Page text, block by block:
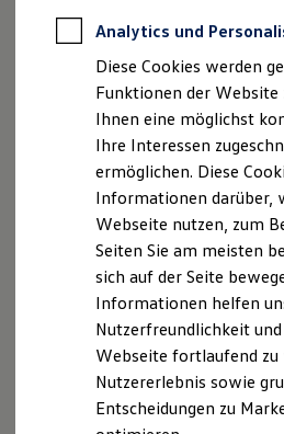
Zertifizierte
Für Privatkunden
Für Gewerbekunden
Leasing
Für Privatkunden
Für Gewerbekunden
Versicherungen &
Garantien
Kfz-Versicherung
Wartungsverträge
Besitzer & Service
Reparatur & Service
Sommer-Special
Reparatur, Pflege
Servicetermin
Service-Vorteile bei
ServicePlus
Economy Service
Räder & Reifen
Smartphone, Tablet, Computer,
Smartwatch oder Lautsprecher
Mit einem Spotify Premium
ohne Werbeunterbrechung.
Nutzungsbedingungen
Datenschutzerklärungen
Cookie-
Lizenzhinweise Dritter
Angaben zum Digital Service Act (DSA)
Produktsicherheitsinformationen
Händlersuche
VERTRAG WIDERRUFEN
Analytics und
Diese Cookies werden
Funktionen der Website
Ihnen eine möglichst
Ihre Interessen
ermöglichen. Diese
Informationen darüber,
Webseite nutzen, zum
Seiten Sie am meisten
sich auf der Seite
Informationen helfen
Nutzerfreundlichkeit
Webseite fortlaufend
Nutzererlebnis sowie
Entscheidungen zu